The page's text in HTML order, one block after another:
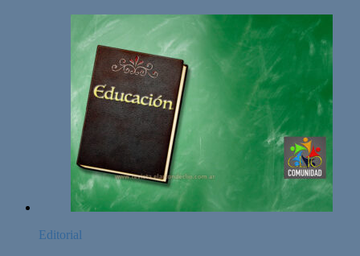
Editorial